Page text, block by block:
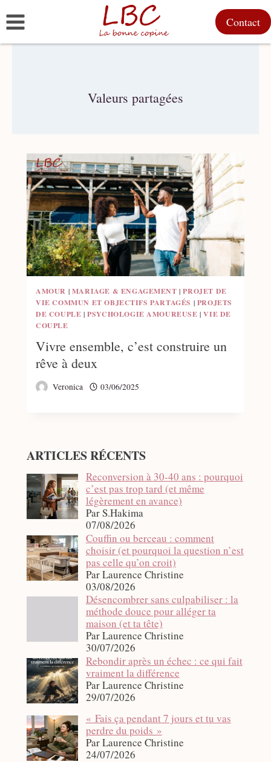
au
contenu
Contact
Valeurs partagées
AMOUR | MARIAGE & ENGAGEMENT |PROJET DE
VIE COMMUN ET OBJECTIFS PARTAGÉS | PROJETS
DE COUPLE |PSYCHOLOGIE AMOUREUSE |VIE DE
COUPLE
Vivre ensemble, c’est construire un
rêve à deux
Veronica 03/06/2025
ARTICLES RÉCENTS
Reconversion à 30-40 ans : pourquoi
c’est pas trop tard (et même
légèrement en avance)
Par S.Hakima
07/08/2026
Couffin ou berceau : comment
choisir (et pourquoi la question n’est
pas celle qu’on croit)
Par Laurence Christine
03/08/2026
Désencombrer sans culpabiliser : la
méthode douce pour alléger ta
maison (et ta tête)
Par Laurence Christine
30/07/2026
Rebondir après un échec : ce qui fait
vraiment la différence
Par Laurence Christine
29/07/2026
« Fais ça pendant 7 jours et tu vas
perdre du poids »
Par Laurence Christine
24/07/2026